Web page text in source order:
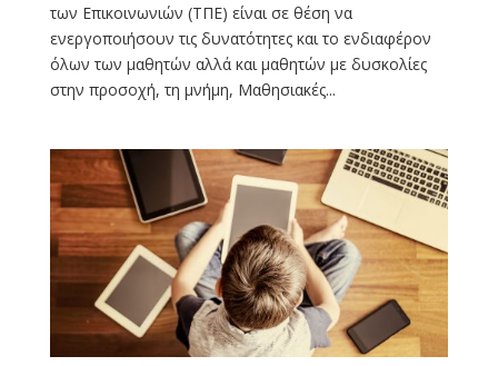
των Επικοινωνιών (ΤΠΕ) είναι σε θέση να
ενεργοποιήσουν τις δυνατότητες και το ενδιαφέρον
όλων των μαθητών αλλά και μαθητών με δυσκολίες
στην προσοχή, τη μνήμη, Μαθησιακές...